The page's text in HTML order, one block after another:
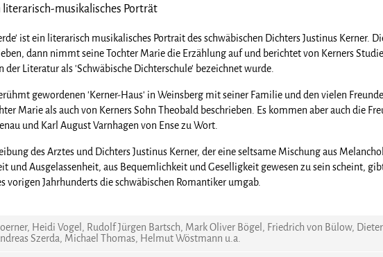
literarisch-musikalisches Porträt
ist ein literarisch musikalisches Portrait des schwäbischen Dichters Justinus Kerner.
dann nimmt seine Tochter Marie die Erzählung auf und berichtet von Kerners
der Literatur als 'Schwäbische Dichterschule' bezeichnet wurde.
gewordenen 'Kerner-Haus' in Weinsberg mit seiner Familie und den vielen
Marie als auch von Kerners Sohn Theobald beschrieben. Es kommen aber auch die
und Karl August Varnhagen von Ense zu Wort.
des Arztes und Dichters Justinus Kerner, der eine seltsame Mischung aus
und Ausgelassenheit, aus Bequemlichkeit und Geselligkeit gewesen zu sein scheint,
vorigen Jahrhunderts die schwäbischen Romantiker umgab.
Heidi Vogel, Rudolf Jürgen Bartsch, Mark Oliver Bögel, Friedrich von Bülow,
Szerda, Michael Thomas, Helmut Wöstmann u.a.